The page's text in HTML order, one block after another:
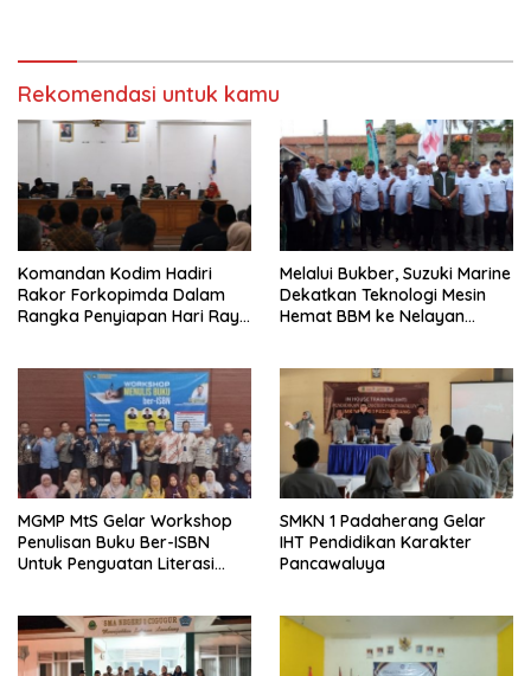
Rekomendasi untuk kamu
Komandan Kodim Hadiri
Rakor Forkopimda Dalam
Rangka Penyiapan Hari Raya
Melalui Bukber, Suzuki Marine
Dekatkan Teknologi Mesin
Hemat BBM ke Nelayan
MGMP MtS Gelar Workshop
Penulisan Buku Ber-ISBN
Untuk Penguatan Literasi
SMKN 1 Padaherang Gelar
IHT Pendidikan Karakter
Pancawaluya